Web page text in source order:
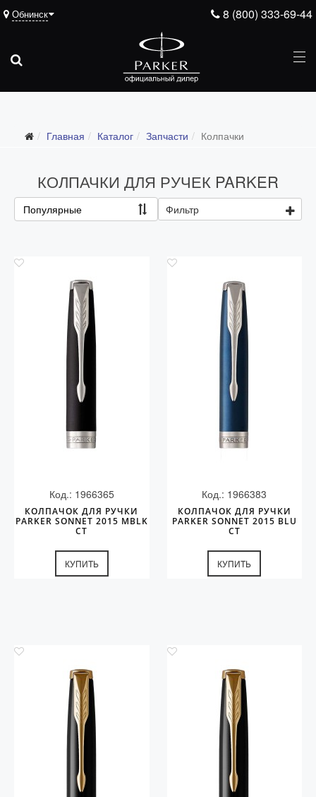
8 (800) 333-69-44
Обнинск
Главная Каталог Запчасти Колпачки
КОЛПАЧКИ ДЛЯ РУЧЕК PARKER
Популярные Фильтр
Код.: 1966365
КОЛПАЧОК ДЛЯ РУЧКИ
PARKER SONNET 2015 MBLK
CT
КУПИТЬ
Код.: 1966383
КОЛПАЧОК ДЛЯ РУЧКИ
PARKER SONNET 2015 BLU
CT
КУПИТЬ
С золотым пером
Распродажа
Все запчасти
Перья
Колпачки
Механизмы
Упаковка